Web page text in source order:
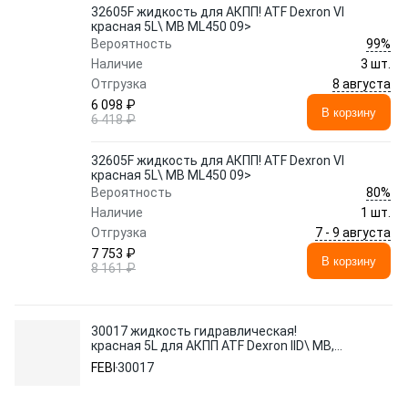
32605F жидкость для АКПП! ATF Dexron VI
красная 5L\ MB ML450 09>
Вероятность
99%
Наличие
3 шт.
Отгрузка
8 августа
6 098 ₽
6 418 ₽
В корзину
32605F жидкость для АКПП! ATF Dexron VI
красная 5L\ MB ML450 09>
Вероятность
80%
Наличие
1 шт.
Отгрузка
7 - 9 августа
7 753 ₽
8 161 ₽
В корзину
30017 жидкость гидравлическая!
красная 5L для АКПП ATF Dexron IID\ MB,
Opel
FEBI 30017